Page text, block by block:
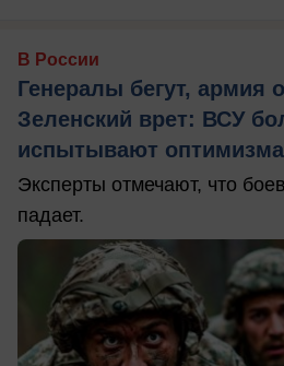
В России
Генералы бегут, армия
Зеленский врет: ВСУ
испытывают оптимизма
Эксперты отмечают, что
падает.